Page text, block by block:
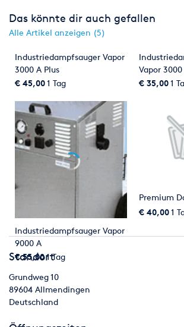
Das könnte dir auch gefallen
Alle Artikel anzeigen (5)
Industriedampfsauger Vapor
3000 A Plus
€ 45,001 Tag
Vapor 3000
€ 35,001
Industriedampfsauger Vapor
9000 A
€ 55,001 Tag
Premium
€ 40,001
Standort
Grundweg 10
89604 Allmendingen
Deutschland